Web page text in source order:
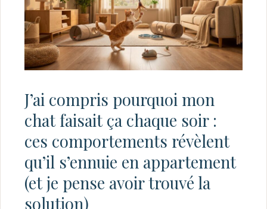
J’ai compris pourquoi mon
chat faisait ça chaque soir :
ces comportements révèlent
qu’il s’ennuie en appartement
(et je pense avoir trouvé la
solution)